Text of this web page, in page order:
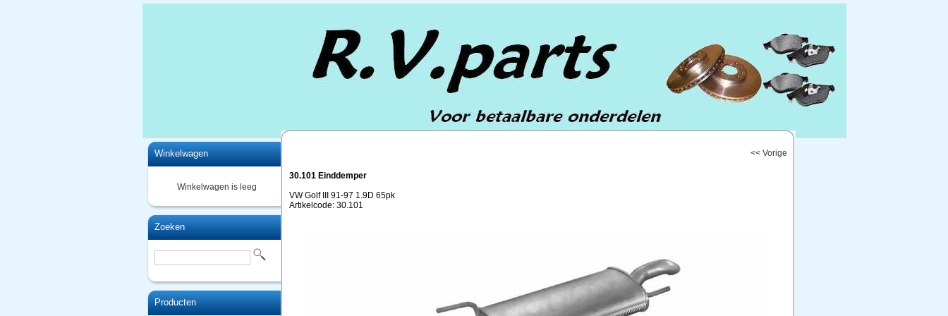
Winkelwagen
Winkelwagen is leeg
Zoeken
Producten
<< Vorige
30.101 Einddemper
VW Golf III 91-97 1.9D 65pk
Artikelcode: 30.101